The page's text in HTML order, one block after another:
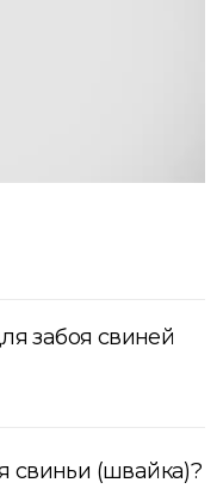
забоя свиней
свиньи (швайка)?